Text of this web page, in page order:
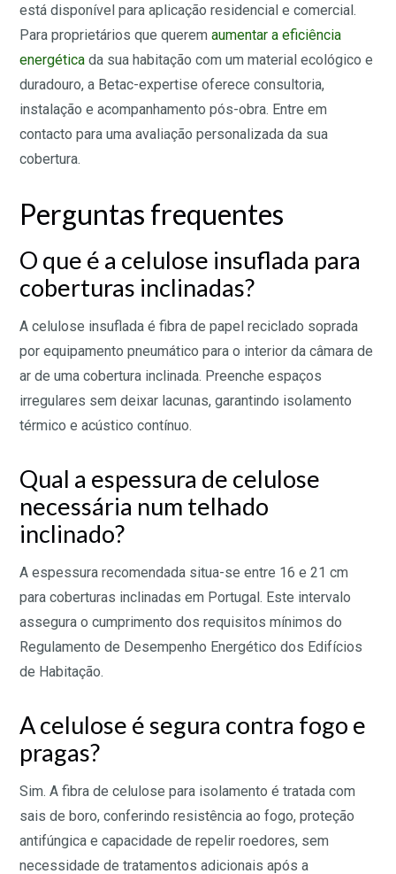
está disponível para aplicação residencial e comercial.
Para proprietários que queremaumentar a eficiência
energética da sua habitação com um material ecológico e
duradouro, a Betac-expertise oferece consultoria,
instalação e acompanhamento pós-obra. Entre em
contacto para uma avaliação personalizada da sua
cobertura.
Perguntas frequentes
O que é a celulose insuflada para
coberturas inclinadas?
A celulose insuflada é fibra de papel reciclado soprada
por equipamento pneumático para o interior da câmara de
ar de uma cobertura inclinada. Preenche espaços
irregulares sem deixar lacunas, garantindo isolamento
térmico e acústico contínuo.
Qual a espessura de celulose
necessária num telhado
inclinado?
A espessura recomendada situa-se entre 16 e 21 cm
para coberturas inclinadas em Portugal. Este intervalo
assegura o cumprimento dos requisitos mínimos do
Regulamento de Desempenho Energético dos Edifícios
de Habitação.
A celulose é segura contra fogo e
pragas?
Sim. A fibra de celulose para isolamento é tratada com
sais de boro, conferindo resistência ao fogo, proteção
antifúngica e capacidade de repelir roedores, sem
necessidade de tratamentos adicionais após a